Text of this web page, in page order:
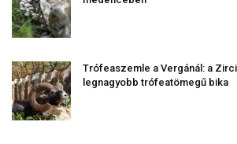
Trófeaszemle a Vergánál: a
legnagyobb trófeatömegű bika